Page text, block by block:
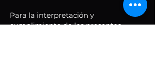
Para la interpretación y
cumplimiento de los presentes